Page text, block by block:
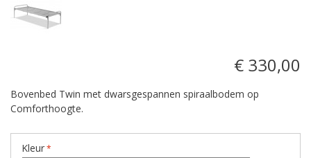
€ 330,00
Bovenbed Twin met dwarsgespannen spiraalbodem op
Comforthoogte.
Kleur